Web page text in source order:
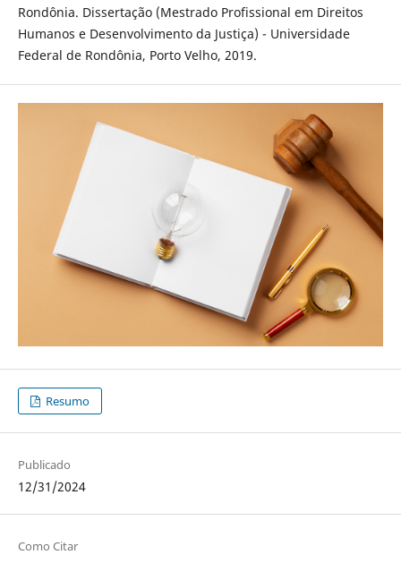
Rondônia. Dissertação (Mestrado Profissional em Direitos
Humanos e Desenvolvimento da Justiça) - Universidade
Federal de Rondônia, Porto Velho, 2019.
Resumo
Publicado
12/31/2024
Como Citar